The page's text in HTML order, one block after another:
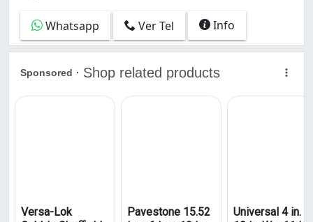
Whatsapp Ver Tel Info